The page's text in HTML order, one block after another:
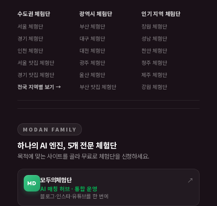
수도권 체험단
서울 체험단
경기 체험단
인천 체험단
서울 맛집 체험단
경기 맛집 체험단
전국 지역별 보기 →
광역시 체험단
부산 체험단
대구 체험단
대전 체험단
광주 체험단
울산 체험단
부산 맛집 체험단
인기 지역 체험단
창원 체험단
성남 체험단
천안 체험단
청주 체험단
제주 체험단
강원 체험단
MODAN FAMILY
하나의 AI 엔진, 5개 전문 체험단
목적에 맞는 사이트를 골라 무료로 체험단을 신청하세요.
MD 모두의체험단 ↗
AI 매칭 허브 · 통합 운영
블로그·인스타·유튜브를 한 번에